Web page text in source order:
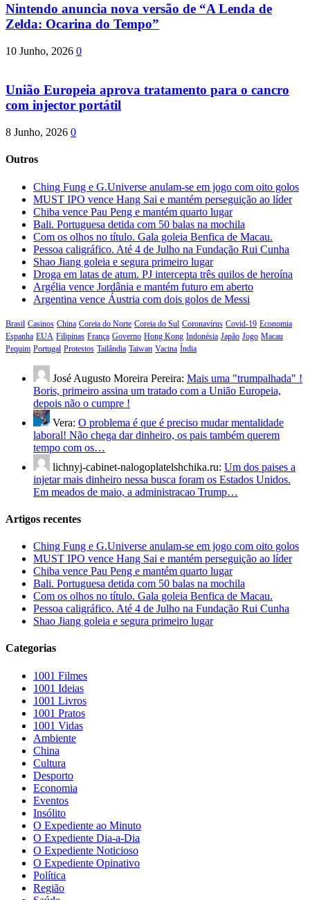
Nintendo anuncia nova versão de “A Lenda de
Zelda: Ocarina do Tempo”
10 Junho, 2026 0
União Europeia aprova tratamento para o cancro
com injector portátil
8 Junho, 2026 0
Outros
Ching Fung e G.Universe anulam-se em jogo com oito golos
MUST IPO vence Hang Sai e mantém perseguição ao líder
Chiba vence Pau Peng e mantém quarto lugar
Bali. Portuguesa detida com 50 balas na mochila
Com os olhos no título. Gala goleia Benfica de Macau.
Pessoa caligráfico. Até 4 de Julho na Fundação Rui Cunha
Shao Jiang goleia e segura primeiro lugar
Droga em latas de atum. PJ intercepta três quilos de heroína
Argélia vence Jordânia e mantém futuro em aberto
Argentina vence Áustria com dois golos de Messi
Brasil Casinos China Coreia do Norte Coreia do Sul Coronavírus Covid-19 Economia
Espanha EUA Filipinas França Governo Hong Kong Indonésia Japão Jogo Macau
Pequim Portugal Protestos Tailândia Taiwan Vacina Índia
José Augusto Moreira Pereira: Mais uma "trumpalhada" !
Boris, primeiro assina um tratado com a União Europeia,
depois não o cumpre !
Vera: O problema é que é preciso mudar mentalidade
laboral! Não chega dar dinheiro, os pais também querem
tempo com os…
lichnyj-cabinet-nalogoplatelshchika.ru: Um dos paises a
injetar mais dinheiro nessa busca foram os Estados Unidos.
Em meados de maio, a administracao Trump…
Artigos recentes
Ching Fung e G.Universe anulam-se em jogo com oito golos
MUST IPO vence Hang Sai e mantém perseguição ao líder
Chiba vence Pau Peng e mantém quarto lugar
Bali. Portuguesa detida com 50 balas na mochila
Com os olhos no título. Gala goleia Benfica de Macau.
Pessoa caligráfico. Até 4 de Julho na Fundação Rui Cunha
Shao Jiang goleia e segura primeiro lugar
Categorias
1001 Filmes
1001 Ideias
1001 Livros
1001 Pratos
1001 Vidas
Ambiente
China
Cultura
Desporto
Economia
Eventos
Insólito
O Expediente ao Minuto
O Expediente Dia-a-Dia
O Expediente Noticioso
O Expediente Opinativo
Política
Região